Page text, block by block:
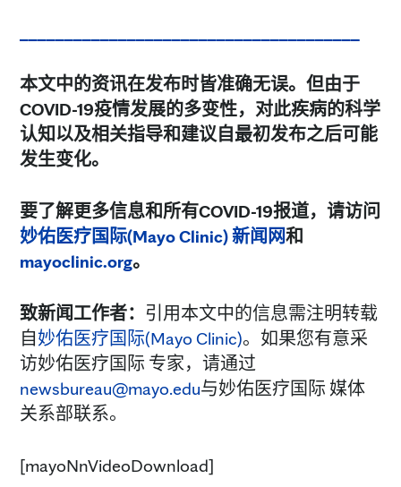
本文中的资讯在发布时皆准确无误。但由于
COVID-19疫情发展的多变性，对此疾病的科学
认知以及相关指导和建议自最初发布之后可能
发生变化。
要了解更多信息和所有COVID-19报道，请访问
妙佑医疗国际(Mayo Clinic) 新闻网和
mayoclinic.org。
致新闻工作者： 引用本文中的信息需注明转载
自妙佑医疗国际(Mayo Clinic)。如果您有意采
访妙佑医疗国际 专家，请通过
newsbureau@mayo.edu与妙佑医疗国际 媒体
关系部联系。
[mayoNnVideoDownload]